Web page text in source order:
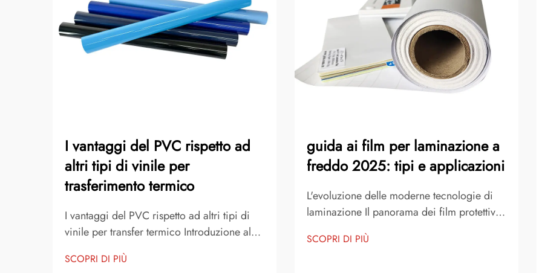
I vantaggi del PVC rispetto ad
altri tipi di vinile per
trasferimento termico
I vantaggi del PVC rispetto ad altri tipi di
vinile per transfer termico Introduzione al
transfer termico è uno dei metodi più
SCOPRI DI PIÙ
guida ai film per laminazione a
freddo 2025: tipi e applicazioni
L'evoluzione delle moderne tecnologie di
laminazione Il panorama dei film protettivi
negli ultimi anni, con il vinile colorato che
SCOPRI DI PIÙ